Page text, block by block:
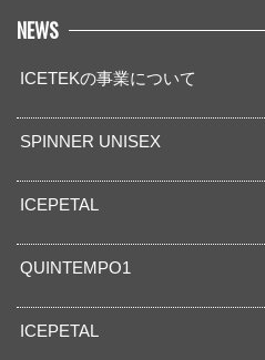
NEWS
ICETEKの事業について
SPINNER UNISEX
ICEPETAL
QUINTEMPO1
ICEPETAL